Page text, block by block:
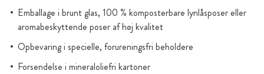
Emballage i brunt glas, 100 % komposterbare lynlåsposer eller
aromabeskyttende poser af høj kvalitet
Opbevaring i specielle, forureningsfri beholdere
Forsendelse i mineraloliefri kartoner